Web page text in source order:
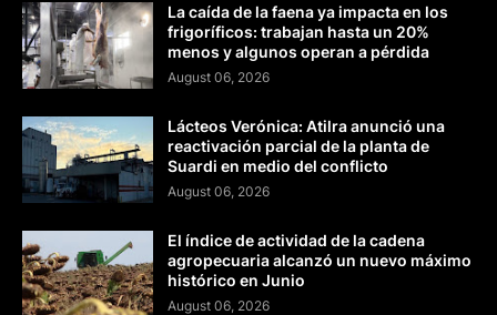
La caída de la faena ya impacta en los
frigoríficos: trabajan hasta un 20%
menos y algunos operan a pérdida
August 06, 2026
Lácteos Verónica: Atilra anunció una
reactivación parcial de la planta de
Suardi en medio del conflicto
August 06, 2026
El índice de actividad de la cadena
agropecuaria alcanzó un nuevo máximo
histórico en Junio
August 06, 2026